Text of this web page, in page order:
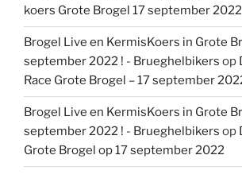
koers Grote Brogel 17 september 2022
Brogel Live en KermisKoers in Grote
september 2022 ! - Brueghelbikers op
Race Grote Brogel – 17 september
Brogel Live en KermisKoers in Grote
september 2022 ! - Brueghelbikers op
Grote Brogel op 17 september 2022